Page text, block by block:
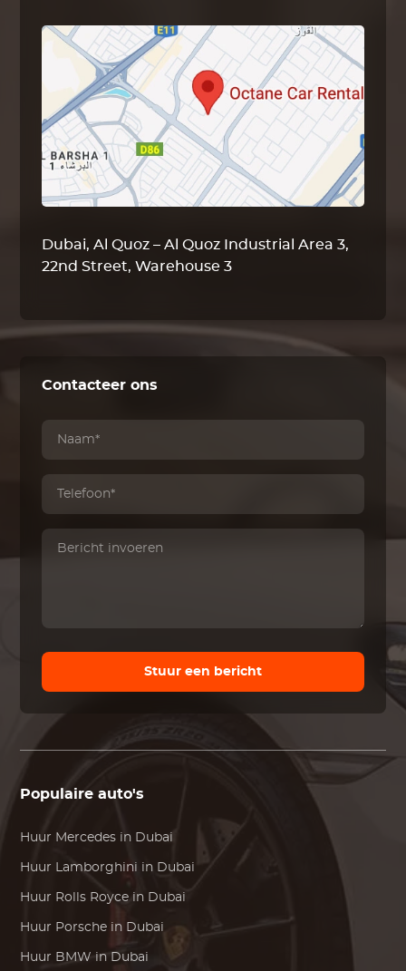
Dubai, Al Quoz – Al Quoz Industrial Area 3,
22nd Street, Warehouse 3
Contacteer ons
Stuur een bericht
Populaire auto's
Huur Mercedes in Dubai
Huur Lamborghini in Dubai
Huur Rolls Royce in Dubai
Huur Porsche in Dubai
Huur BMW in Dubai